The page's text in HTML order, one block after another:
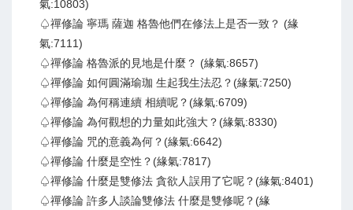
氣:10803)
♤禪修論 寧瑪 薩迦 格魯他們在修法上是否一致？ (緣
氣:7111)
♤禪修論 格魯派的見地是什麼？ (緣氣:8657)
♤禪修論 如何圓滿瑜珈 生起我生法忍？(緣氣:7250)
♤禪修論 為何稱連續 相續呢？(緣氣:6709)
♤禪修論 為何觀想的力量如此強大？(緣氣:8330)
♤禪修論 咒的意義為何？(緣氣:6642)
♤禪修論 什麼是空性？(緣氣:7817)
♤禪修論 什麼是雙修法 貪欲人誤用了它呢？(緣氣:8401)
♤禪修論 許多人談論雙修法 什麼是雙修呢？(緣